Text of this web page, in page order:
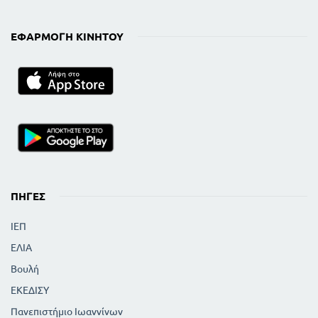
ΕΦΑΡΜΟΓΉ ΚΙΝΗΤΟΎ
ΠΗΓΈΣ
ΙΕΠ
ΕΛΙΑ
Βουλή
ΕΚΕΔΙΣΥ
Πανεπιστήμιο Ιωαννίνων